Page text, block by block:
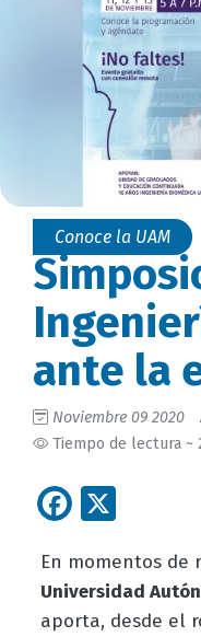
Conoce la UAM
ante la
Noviembre 09 2020
Tiempo de lectura ~
Facebook
En momentos de
Universidad
aporta, desde el